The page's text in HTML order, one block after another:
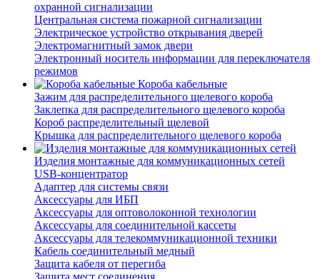
охранной сигнализации
Центральная система пожарной сигнализации
Электрическое устройство открывания дверей
Электромагнитный замок двери
Электронный носитель информации для переключателя
режимов
Короба кабельные
Зажим для распределительного щелевого короба
Заклепка для распределительного щелевого короба
Короб распределительный щелевой
Крышка для распределительного щелевого короба
Изделия монтажные для коммуникационных сетей
USB-концентратор
Адаптер для системы связи
Аксессуары для ИБП
Аксессуары для оптоволоконной технологии
Аксессуары для соединительной кассеты
Аксессуары для телекоммуникационной техники
Кабель соединительный медный
Защита кабеля от перегиба
Защита мест соединения